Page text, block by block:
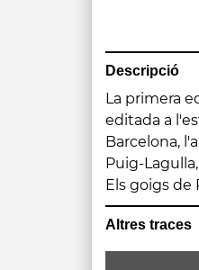
Descripció
La primera
editada a
Barcelona,
Puig-
Els goigs de
formada per
s'acostuma a
música és la
"Puix que
Altres traces